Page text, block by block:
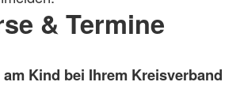
& Termine
Kind bei Ihrem Kreisverband